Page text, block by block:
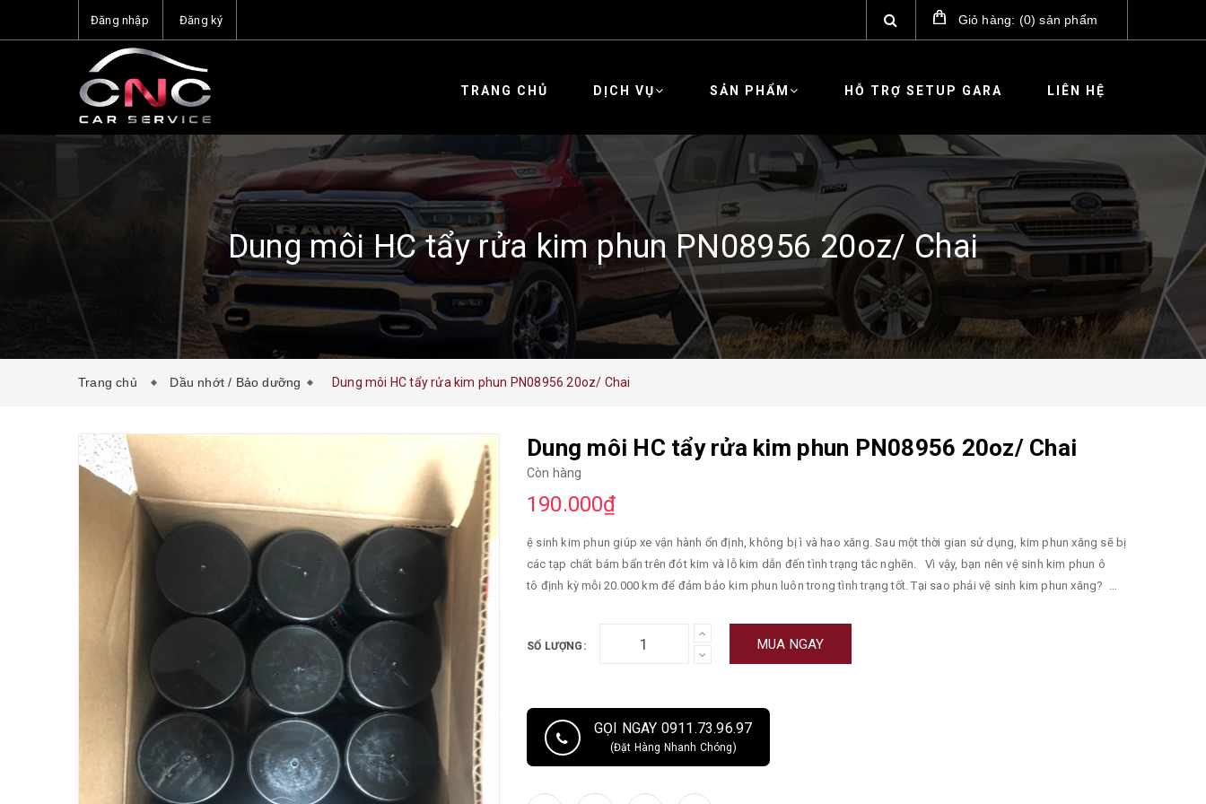
Đăng nhập Đăng ký Giỏ hàng: (0)sản phẩm
TRANG CHỦ DỊCH VỤ SẢN PHẨM HỖ TRỢ SETUP GARA LIÊN HỆ
Dung môi HC tẩy rửa kim phun PN08956 20oz/ Chai
Trang chủ Dầu nhớt / Bảo dưỡng Dung môi HC tẩy rửa kim phun PN08956 20oz/ Chai
Dung môi HC tẩy rửa kim phun PN08956 20oz/ Chai
Còn hàng
190.000₫
ệ sinh kim phun giúp xe vận hành ổn định, không bị ì và hao xăng. Sau một thời gian sử dụng, kim phun xăng sẽ bị
các tạp chất bám bẩn trên đót kim và lỗ kim dẫn đến tình trạng tắc nghẽn. Vì vậy, bạn nên vệ sinh kim phun ô
tô định kỳ mỗi 20.000 km để đảm bảo kim phun luôn trong tình trạng tốt. Tại sao phải vệ sinh kim phun xăng?
nhiên liệu. Xe vận hành êm ái và khởi động dễ dàng. Giảm lương khí thải HC & CO giúp bảo vệ môi trường.
SỐ LƯỢNG: MUA NGAY
GỌI NGAY 0911.73.96.97
(Đặt Hàng Nhanh Chóng)